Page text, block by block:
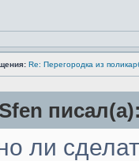
Re: Перегородка из
ли